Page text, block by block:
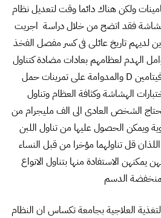
ولكن هناك دائما وقت لتعديل نظام
فقد اتضح من خلال دراسة اجريت
لديهم تاريخ عائلى فى كسر مفصل الفخذ
الهدم لعظامهم بعادات مضادة كتناول
الغذاء الغنى بالكالسيوم وفيتامين D والمدوامة على تمرينات حمل
الهشاشة وكثافة العظام وتناول
الشخص العادى الى الف مليجرام من
ويمكن الحصول عليها من تناول اللبن
قل تناولهما مؤخرا من قبل النساء
يمكنهن الاستفادة منها بتناول الانواع
الدسم
العلاجية بجامعة تكساس ان النظام